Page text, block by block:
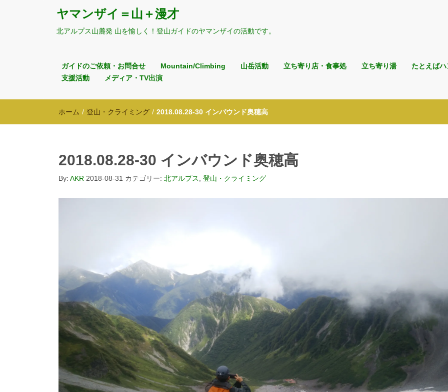
ヤマンザイ＝山＋漫才
北アルプス山麓発 山を愉しく！登山ガイドのヤマンザイの活動です。
ガイドのご依頼・お問合せ Mountain/Climbing 山岳活動 立ち寄り店・食事処 立ち寄り湯
たとえば
支援活動
メディア・TV出演
ホーム / 登山・クライミング / 2018.08.28-30 インバウンド奥穂高
2018.08.28-30 インバウンド奥穂高
By: AKR 2018-08-31 カテゴリー: 北アルプス 登山・クライミング